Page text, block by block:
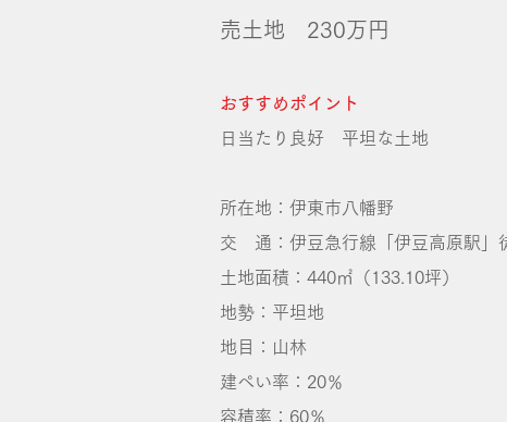
売土地 230 万円
おすすめポイント
​日当たり良好 平坦な土地
所在地：伊東市八幡野
交 通：伊豆急行線「伊豆高原駅」
土地面積：440㎡（133.10坪）
地勢：平坦地
地目：山林
建ぺい率：20％
容積率：60％